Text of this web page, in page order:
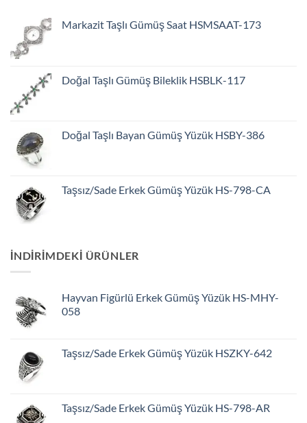
Markazit Taşlı Gümüş Saat HSMSAAT-173
Doğal Taşlı Gümüş Bileklik HSBLK-117
Doğal Taşlı Bayan Gümüş Yüzük HSBY-386
Taşsız/Sade Erkek Gümüş Yüzük HS-798-CA
INDIRIMDEKI ÜRÜNLER
Hayvan Figürlü Erkek Gümüş Yüzük HS-MHY-
058
Taşsız/Sade Erkek Gümüş Yüzük HSZKY-642
Taşsız/Sade Erkek Gümüş Yüzük HS-798-AR